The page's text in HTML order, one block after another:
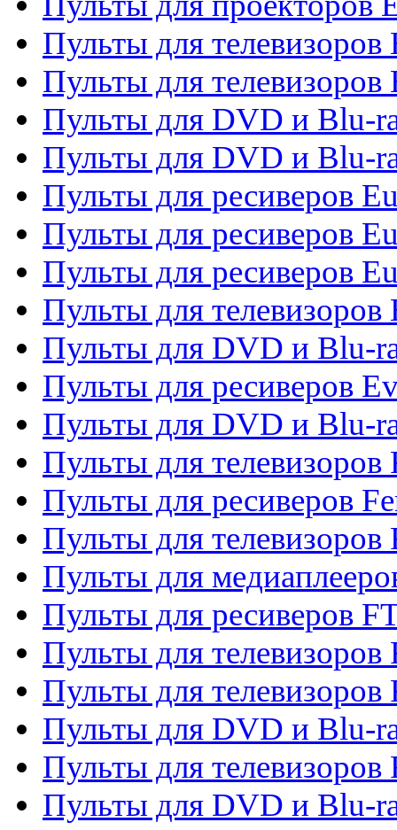
Пульты для телевизоров
Пульты для телевизоров
Пульты для DVD и Blu-
Пульты для DVD и Blu-
Пульты для ресиверов
Пульты для ресиверов
Пульты для ресиверов
Пульты для телевизоров
Пульты для DVD и Blu-
Пульты для ресиверов
Пульты для DVD и Blu-
Пульты для телевизоров
Пульты для ресиверов
Пульты для
Пульты для
Пульты для ресиверов
Пульты для телевизоров
Пульты для телевизоров
Пульты для DVD и Blu-
Пульты для телевизоров
Пульты для DVD и Blu-